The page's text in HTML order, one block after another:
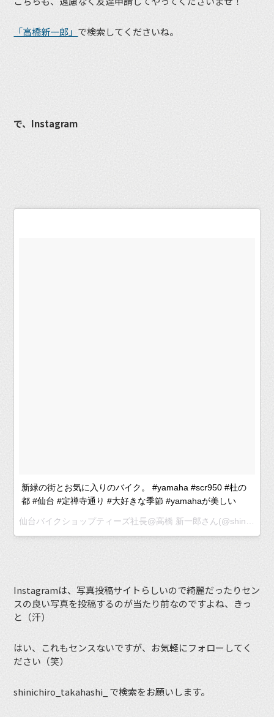
「高橋新一郎」 で検索してくださいね。
で、Instagram
新緑の街とお気に入りのバイク。 #yamaha #scr950 #杜の
都 #仙台 #定禅寺通り #大好きな季節 #yamahaが美しい
Instagramは、写真投稿サイトらしいので綺麗だったりセン
スの良い写真を投稿するのが当たり前なのですよね、きっ
と（汗）
はい、これもセンスないですが、お気軽にフォローしてく
ださい（笑）
shinichiro_takahashi_ で検索をお願いします。